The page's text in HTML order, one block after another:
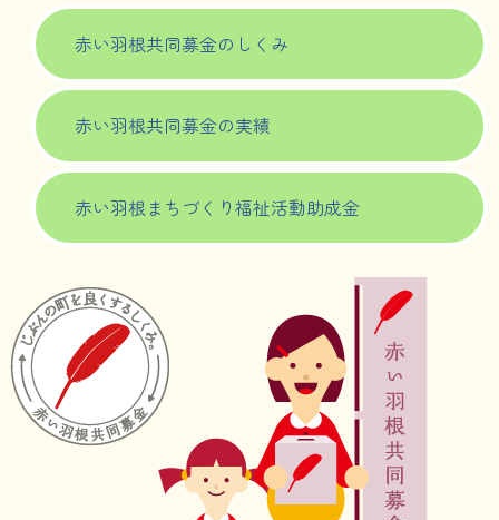
赤い羽根共同募金のしくみ
赤い羽根共同募金の実績
赤い羽根まちづくり福祉活動助成金